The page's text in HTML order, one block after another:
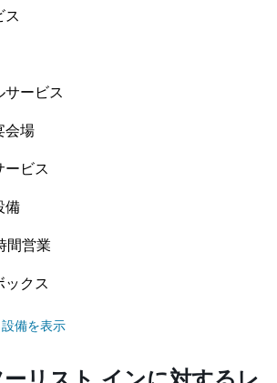
ス
サービス
会場
ービス
備
間営業
ックス
備を表示